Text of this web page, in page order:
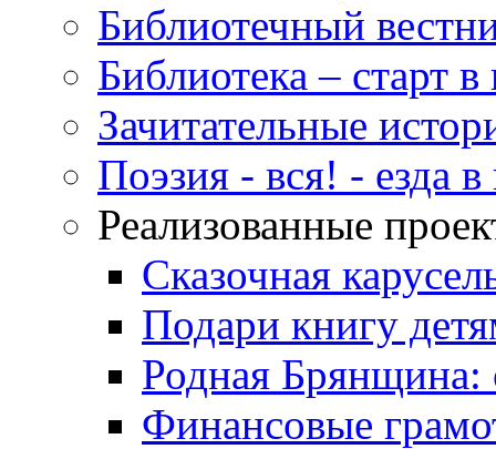
Библиотечный
Библиотека – старт
Зачитательные
Поэзия - вся! - езда в
Реализованные
Сказочная
Подари книгу
Родная Брянщина:
Финансовые